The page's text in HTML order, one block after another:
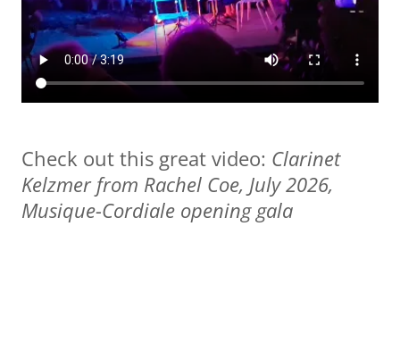
Check out this great video: Clarinet
Kelzmer from Rachel Coe, July 2026,
Musique-Cordiale opening gala